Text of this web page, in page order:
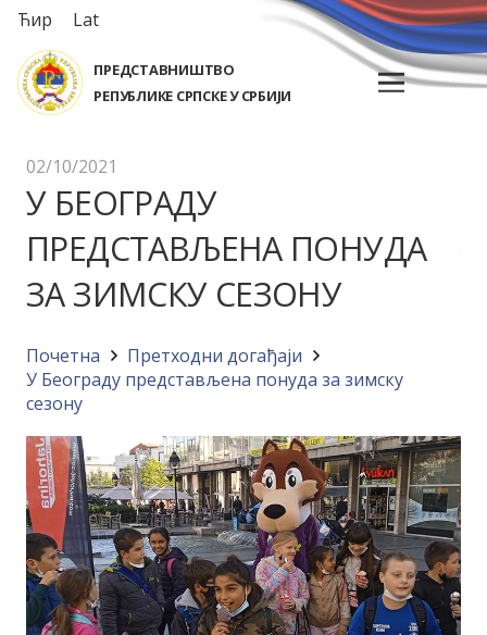
Ћир Lat
ПРЕДСТАВНИШТВО
РЕПУБЛИКЕ СРПСКЕ У СРБИЈИ
02/10/2021
У БЕОГРАДУ
ПРЕДСТАВЉЕНА ПОНУДА
ЗА ЗИМСКУ СЕЗОНУ
Почетна
Претходни догађаји
У Београду представљена понуда за зимску
сезону